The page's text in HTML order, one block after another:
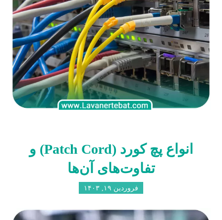
انواع پچ کورد (Patch Cord) و
تفاوت‌های آن‌ها
فروردین ۱۹, ۱۴۰۳